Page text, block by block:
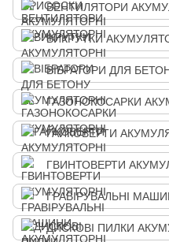
ВЕНТИЛЯТОРИ
ВИКРУТКИ
ВІБРАТОРИ ДЛЯ
ГАЗОНОКОСАРКИ
ГАЙКОВЕРТИ
ГВИНТОВЕРТИ
ГРАВІРУВАЛЬНІ
ДИСКОВІ ПИЛКИ